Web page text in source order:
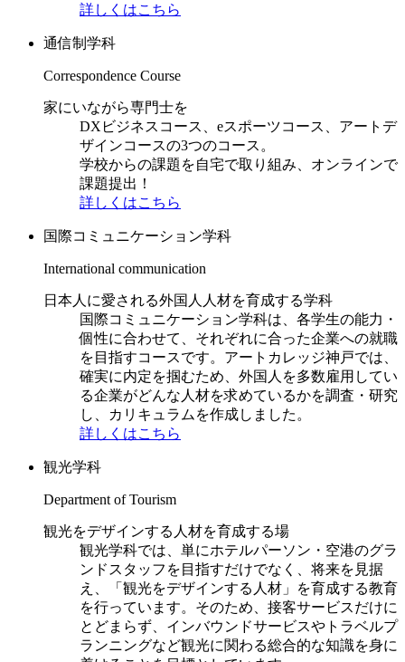
詳しくはこちら
通信制学科
Correspondence Course
家にいながら専門士を
DXビジネスコース、eスポーツコース、アートデ
ザインコースの3つのコース。
学校からの課題を自宅で取り組み、オンラインで
課題提出！
詳しくはこちら
国際コミュニケーション学科
International communication
日本人に愛される外国人人材を育成する学科
国際コミュニケーション学科は、各学生の能力・
個性に合わせて、それぞれに合った企業への就職
を目指すコースです。アートカレッジ神戸では、
確実に内定を掴むため、外国人を多数雇用してい
る企業がどんな人材を求めているかを調査・研究
し、カリキュラムを作成しました。
詳しくはこちら
観光学科
Department of Tourism
観光をデザインする人材を育成する場
観光学科では、単にホテルパーソン・空港のグラ
ンドスタッフを目指すだけでなく、将来を見据
え、「観光をデザインする人材」を育成する教育
を行っています。そのため、接客サービスだけに
とどまらず、インバウンドサービスやトラベルプ
ランニングなど観光に関わる総合的な知識を身に